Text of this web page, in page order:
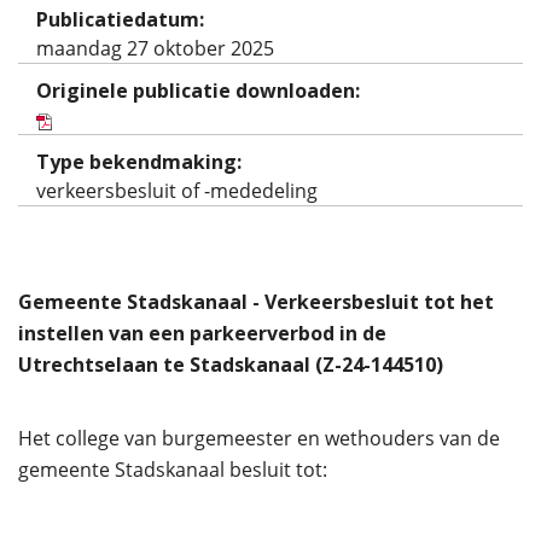
Publicatiedatum:
maandag 27 oktober 2025
Originele publicatie downloaden:
Type bekendmaking:
verkeersbesluit of -mededeling
Gemeente Stadskanaal - Verkeersbesluit tot het
instellen van een parkeerverbod in de
Utrechtselaan te Stadskanaal (Z-24-144510)
Het college van burgemeester en wethouders van de
gemeente Stadskanaal besluit tot: